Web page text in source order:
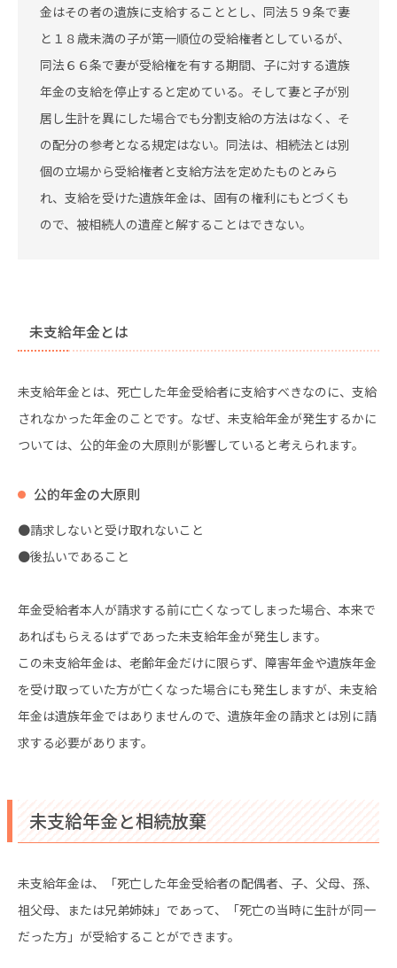
金はその者の遺族に支給することとし、同法５９条で妻
と１８歳未満の子が第一順位の受給権者としているが、
同法６６条で妻が受給権を有する期間、子に対する遺族
年金の支給を停止すると定めている。そして妻と子が別
居し生計を異にした場合でも分割支給の方法はなく、そ
の配分の参考となる規定はない。同法は、相続法とは別
個の立場から受給権者と支給方法を定めたものとみら
れ、支給を受けた遺族年金は、固有の権利にもとづくも
ので、被相続人の遺産と解することはできない。
未支給年金とは
未支給年金とは、死亡した年金受給者に支給すべきなのに、支給
されなかった年金のことです。なぜ、未支給年金が発生するかに
ついては、公的年金の大原則が影響していると考えられます。
公的年金の大原則
●請求しないと受け取れないこと
●後払いであること
年金受給者本人が請求する前に亡くなってしまった場合、本来で
あればもらえるはずであった未支給年金が発生します。
この未支給年金は、老齢年金だけに限らず、障害年金や遺族年金
を受け取っていた方が亡くなった場合にも発生しますが、未支給
年金は遺族年金ではありませんので、遺族年金の請求とは別に請
求する必要があります。
未支給年金と相続放棄
未支給年金は、「死亡した年金受給者の配偶者、子、父母、孫、
祖父母、または兄弟姉妹」であって、「死亡の当時に生計が同一
だった方」が受給することができます。